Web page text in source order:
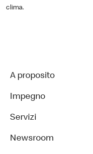
clima.
A proposito
Impegno
Servizi
Newsroom